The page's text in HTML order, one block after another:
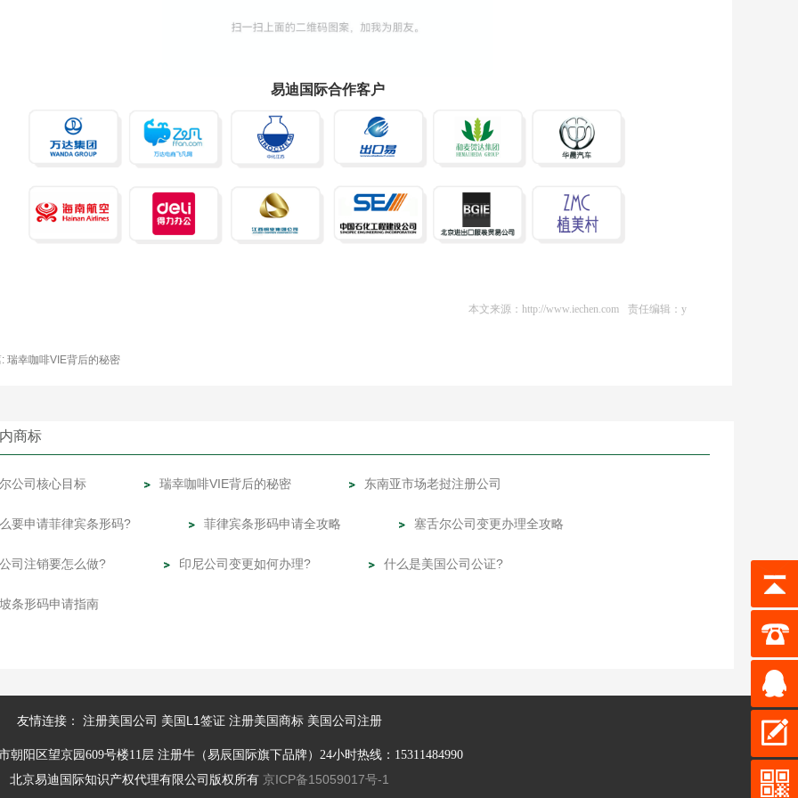
易迪国际合作客户
本文来源：http://www.iechen.com 责任编辑：y
瑞幸咖啡VIE背后的秘密
商标
公司核心目标 瑞幸咖啡VIE背后的秘密 东南亚市场老挝注册公司
要申请菲律宾条形码? 菲律宾条形码申请全攻略 塞舌尔公司变更办理全攻略
司注销要怎么做? 印尼公司变更如何办理? 什么是美国公司公证?
条形码申请指南
友情连接： 注册美国公司 美国L1签证 注册美国商标 美国公司注册
朝阳区望京园609号楼11层 注册牛（易辰国际旗下品牌）24小时热线：15311484990
北京易迪国际知识产权代理有限公司版权所有 京ICP备15059017号-1